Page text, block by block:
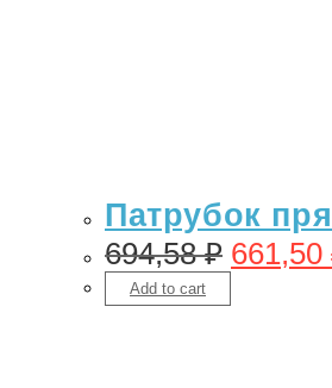
Патрубок
694,58₽ 661,50
Add to cart